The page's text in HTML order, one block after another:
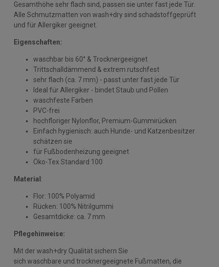
Gesamthöhe sehr flach sind, passen sie unter fast jede Tür.
Alle Schmutzmatten von wash+dry sind schadstoffgeprüft
und für Allergiker geeignet.
Eigenschaften:
waschbar bis 60° & Trocknergeeignet
Trittschalldämmend & extrem rutschfest
sehr flach (ca. 7 mm) - passt unter fast jede Tür
Ideal für Allergiker - bindet Staub und Pollen
waschfeste Farben
PVC-frei
hochfloriger Nylonflor, Premium-Gummirücken
Einfach hygienisch: auch Hunde- und Katzenbesitzer
schätzen sie
für Fußbodenheizung geeignet
Öko-Tex Standard 100
Material :
Flor: 100% Polyamid
Rücken: 100% Nitrilgummi
Gesamtdicke: ca. 7 mm
Pflegehinweise:
Mit der wash+dry Qualität sichern Sie
sich waschbare und trocknergeeignete Fußmatten, die